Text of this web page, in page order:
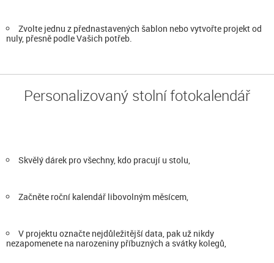
Zvolte jednu z přednastavených šablon nebo vytvořte projekt od
nuly, přesně podle Vašich potřeb.
Personalizovaný stolní fotokalendář
Skvělý dárek pro všechny, kdo pracují u stolu,
Začněte roční kalendář libovolným měsícem,
V projektu označte nejdůležitější data, pak už nikdy
nezapomenete na narozeniny příbuzných a svátky kolegů,